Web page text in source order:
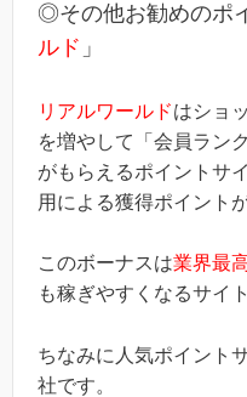
◎その他お勧めのポ
ルド 」
リアルワールドはショ
を増やして「会員ラン
がもらえるポイントサ
用による獲得ポイント
このボーナスは業界最
も稼ぎやすくなるサイ
ちなみに人気ポイント
社です。